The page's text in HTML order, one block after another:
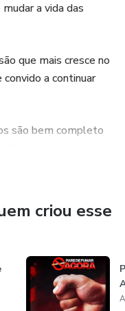
a vida das
que mais cresce no
a continuar
são bem completo
seja totalmente
porque o
elevar a sua técnica
faturamento.
criou esse